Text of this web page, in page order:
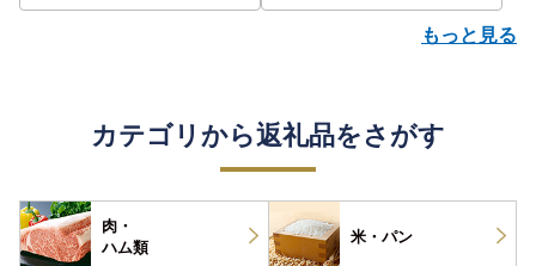
もっと見る
カテゴリから返礼品をさがす
肉・
ハム類
米・パン